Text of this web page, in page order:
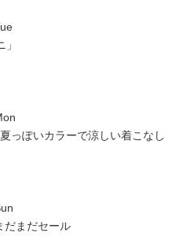
夏っぽいカラーで涼しい着こなし
だまだセール